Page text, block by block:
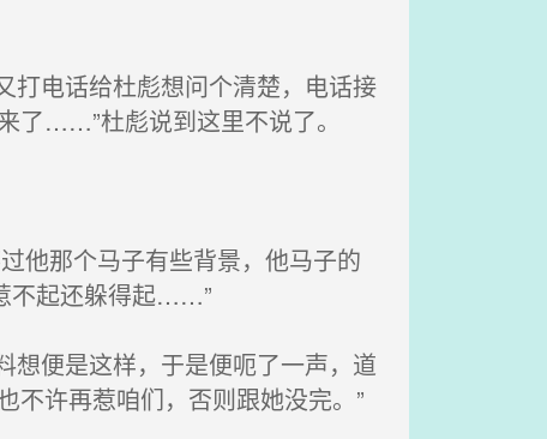
电话给杜彪想问个清楚，电话接
了……”杜彪说到这里不说了。
他那个马子有些背景，他马子的
不起还躲得起……”
便是这样，于是便呃了一声，道
不许再惹咱们，否则跟她没完。”